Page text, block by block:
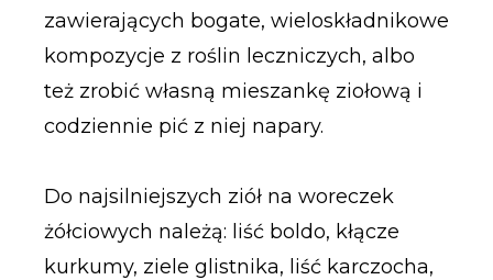
zawierających bogate, wieloskładnikowe
kompozycje z roślin leczniczych, albo
też zrobić własną mieszankę ziołową i
codziennie pić z niej napary.
Do najsilniejszych ziół na woreczek
żółciowych należą: liść boldo, kłącze
kurkumy, ziele glistnika, liść karczocha,